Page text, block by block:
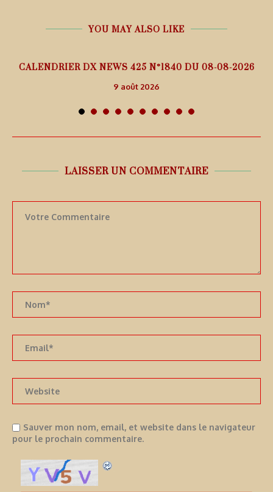
YOU MAY ALSO LIKE
CALENDRIER DX NEWS 425 N°1840 DU 08-08-2026
9 août 2026
LAISSER UN COMMENTAIRE
Sauver mon nom, email, et website dans le navigateur
pour le prochain commentaire.